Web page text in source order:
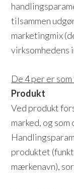
tilsammen
marketingmix
virksomhedens
De 4 per er
Produkt
Ved produkt
marked, og
produktet
mærkenavn),